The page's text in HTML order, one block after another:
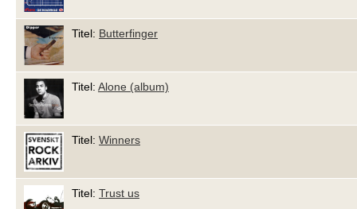
Titel: Butterfinger
Titel: Alone (album)
Titel: Winners
Titel: Trust us